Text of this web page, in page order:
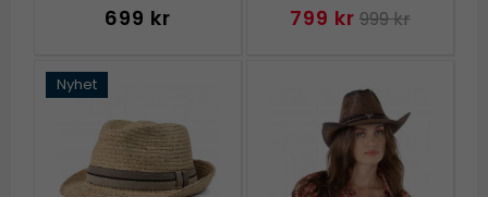
699 kr 799 kr 999 kr
Nyhet